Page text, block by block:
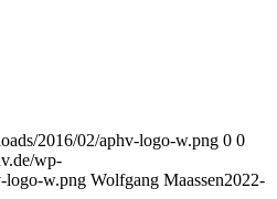
2016/02/aphv-logo-w.png 0 0
wp-
logo-w.png Wolfgang Maassen2022-